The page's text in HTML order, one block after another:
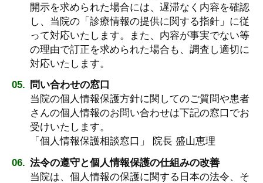
開示を求められた場合には、遅滞なく内容を確認
し、当院の「診療情報の提供に関する指針」に従
って対応いたします。また、内容が事実でない等
の理由で訂正を求められた場合も、調査し適切に
対応いたします。
問い合わせの窓口
当院の個人情報保護方針に関してのご質問や患者
さんの個人情報のお問い合わせは下記の窓口でお
受けいたします。
「個人情報保護相談窓口」 院長 盛山恵理
法令の遵守と個人情報保護の仕組みの改善
当院は、個人情報の保護に関する日本の法令、そ